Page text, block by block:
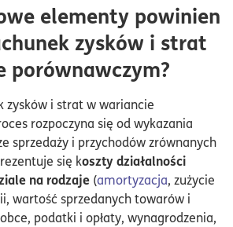
elementy powinien
zysków i strat
porównawczym?
zysków i strat w wariancie
rozpoczyna się od wykazania
sprzedaży i przychodów zrównanych
się koszty działalności
na rodzaje (amortyzacja, zużycie
wartość sprzedanych towarów i
podatki i opłaty, wynagrodzenia,